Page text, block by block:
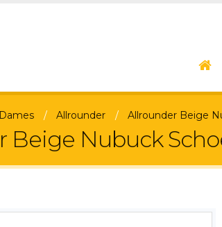
Dames Allrounder Allrounder Beige
Beige Nubuck